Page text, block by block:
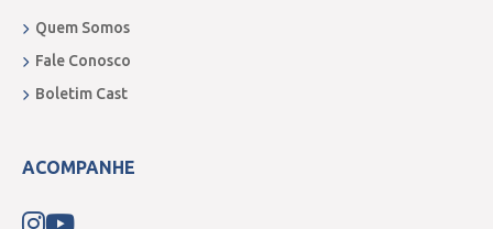
Quem Somos
Fale Conosco
Boletim Cast
ACOMPANHE